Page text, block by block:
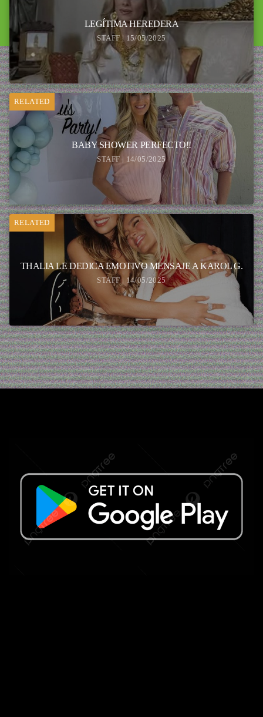
LEGÍTIMA HEREDERA
STAFF | 15/05/2025
RELATED
BABY SHOWER PERFECTO!!
STAFF | 14/05/2025
RELATED
THALIA LE DEDICA EMOTIVO MENSAJE A KAROL G.
STAFF | 14/05/2025